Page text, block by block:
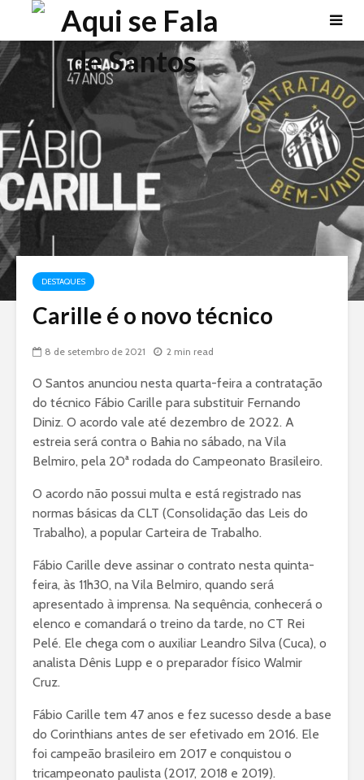
DESTAQUES
Carille é o novo técnico
8 de setembro de 2021 2 min read
O Santos anunciou nesta quarta-feira a contratação
do técnico Fábio Carille para substituir Fernando
Diniz. O acordo vale até dezembro de 2022. A
estreia será contra o Bahia no sábado, na Vila
Belmiro, pela 20ª rodada do Campeonato Brasileiro.
O acordo não possui multa e está registrado nas
normas básicas da CLT (Consolidação das Leis do
Trabalho), a popular Carteira de Trabalho.
Fábio Carille deve assinar o contrato nesta quinta-
feira, às 11h30, na Vila Belmiro, quando será
apresentado à imprensa. Na sequência, conhecerá o
elenco e comandará o treino da tarde, no CT Rei
Pelé. Ele chega com o auxiliar Leandro Silva (Cuca), o
analista Dênis Lupp e o preparador físico Walmir
Cruz.
Fábio Carille tem 47 anos e fez sucesso desde a base
do Corinthians antes de ser efetivado em 2016. Ele
foi campeão brasileiro em 2017 e conquistou o
tricampeonato paulista (2017, 2018 e 2019).